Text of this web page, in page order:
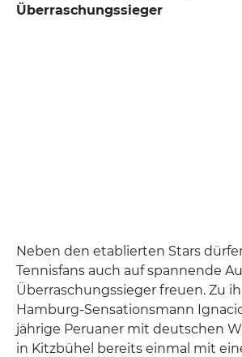
Überraschungssieger
Neben den etablierten Stars
Tennisfans auch auf spannende
Überraschungssieger freuen. Zu
Hamburg-Sensationsmann
jährige Peruaner mit deutschen
in Kitzbühel bereits einmal mit